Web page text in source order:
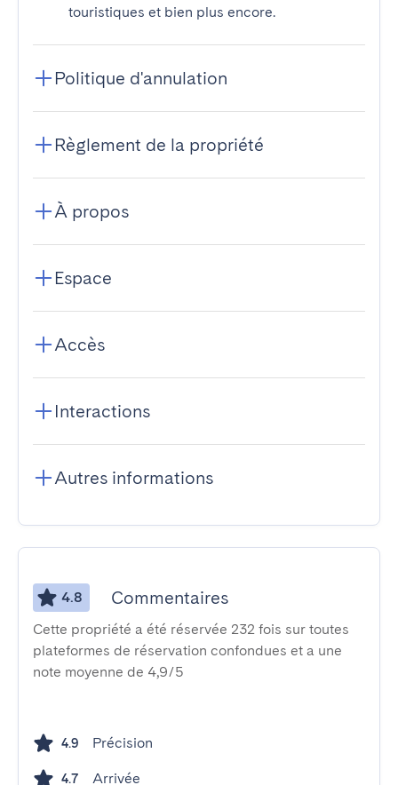
touristiques et bien plus encore.
Politique d'annulation
Règlement de la propriété
À propos
Espace
Accès
Interactions
Autres informations
4.8 Commentaires
Cette propriété a été réservée 232 fois sur toutes
plateformes de réservation confondues et a une
note moyenne de 4,9/5
4.9 Précision
4.7 Arrivée